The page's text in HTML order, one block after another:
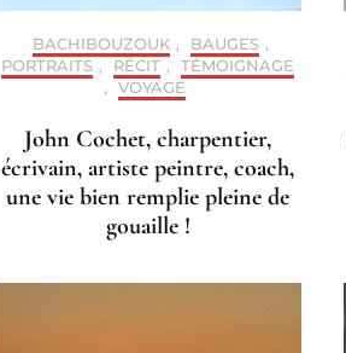
BACHIBOUZOUK , BAUGES ,
PORTRAITS , RÉCIT ,
TÉMOIGNAGE
,
VOYAGE
John Cochet, charpentier,
écrivain, artiste peintre, coach,
une vie bien remplie pleine de
gouaille !